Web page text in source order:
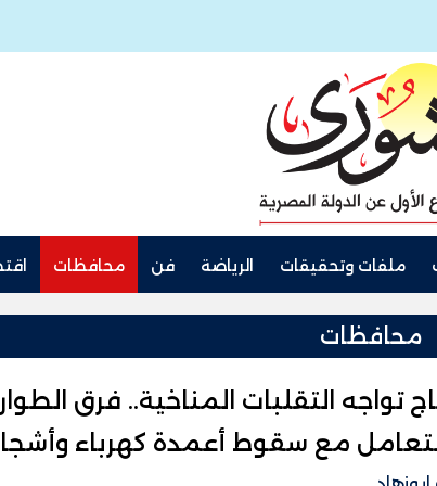
ملفات وتحقيقات الرياضة فن محافظات
محافظات
تواجه التقلبات المناخية.. فرق
مع سقوط أعمدة كهرباء وأشجار